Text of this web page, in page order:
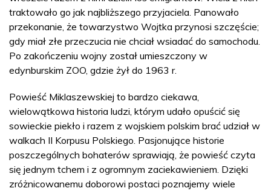
traktowało go jak najbliższego przyjaciela. Panowało
przekonanie, że towarzystwo Wojtka przynosi szczęście;
gdy miał złe przeczucia nie chciał wsiadać do samochodu.
Po zakończeniu wojny został umieszczony w
edynburskim ZOO, gdzie żył do 1963 r.
Powieść Miklaszewskiej to bardzo ciekawa,
wielowątkowa historia ludzi, którym udało opuścić się
sowieckie piekło i razem z wojskiem polskim brać udział w
walkach II Korpusu Polskiego. Pasjonujące historie
poszczególnych bohaterów sprawiają, że powieść czyta
się jednym tchem i z ogromnym zaciekawieniem. Dzięki
zróżnicowanemu doborowi postaci poznajemy wiele